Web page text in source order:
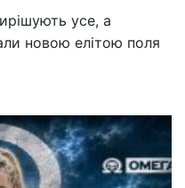
усе, а
новою елітою поля